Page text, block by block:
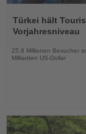
Sie
die
Nachrichten
Türkei hält
Vorjahresniveau
25,8 Millionen Besucher
Milliarden US-Dollar